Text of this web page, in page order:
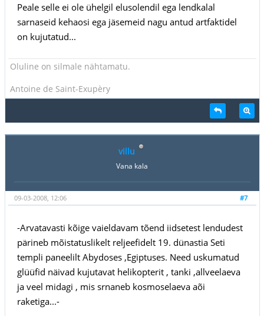
Peale selle ei ole ühelgil elusolendil ega lendkalal
sarnaseid kehaosi ega jäsemeid nagu antud artfaktidel
on kujutatud...
Oluline on silmale nähtamatu.
Antoine de Saint-Exupèry
villu
Vana kala
#7
09-03-2008, 12:06
-Arvatavasti kõige vaieldavam tõend iidsetest lendudest
pärineb mõistatuslikelt reljeefidelt 19. dünastia Seti
templi paneelilt Abydoses ,Egiptuses. Need uskumatud
glüüfid näivad kujutavat helikopterit , tanki ,allveelaeva
ja veel midagi , mis srnaneb kosmoselaeva aõi
raketiga...-